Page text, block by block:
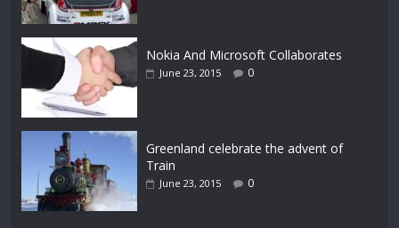
Nokia And Microsoft Collaborates
June 23, 2015 0
Greenland celebrate the advent of
Train
June 23, 2015 0